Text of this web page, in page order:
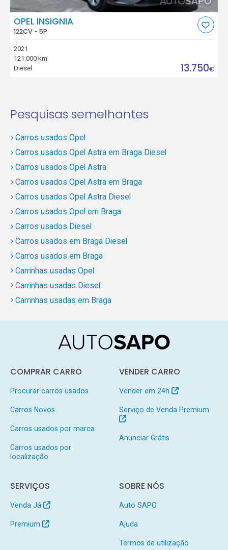
OPEL INSIGNIA
122CV - 5P
2021
121.000 km
Diesel
13.750€
Pesquisas semelhantes
Carros usados Opel
Carros usados Opel Astra em Braga Diesel
Carros usados Opel Astra
Carros usados Opel Astra em Braga
Carros usados Opel Astra Diesel
Carros usados Opel em Braga
Carros usados Diesel
Carros usados em Braga Diesel
Carros usados em Braga
Carrinhas usadas Opel
Carrinhas usadas Diesel
Carrinhas usadas em Braga
COMPRAR CARRO
Procurar carros usados
Carros Novos
Carros usados por marca
Carros usados por
localização
VENDER CARRO
Vender em 24h
Serviço de Venda Premium
Anunciar Grátis
SERVIÇOS
Venda Já
Premium
SOBRE NÓS
Auto SAPO
Ajuda
Termos de utilização